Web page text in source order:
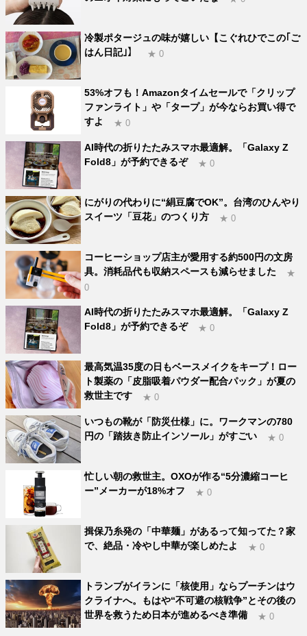
冷製ポタージュの味が嬉しい【こぐれひでこの｢ご
はん日記｣】
★ 0
53%オフも！Amazonタイムセールで「クリップ
ファンライト」や「タープ」が今ならお買い得で
すよ
★ 0
AI時代の折りたたみスマホ最適解。「Galaxy Z
Fold8」が予約できるぞ
★ 0
にがりの代わりに“絹豆腐でOK”。台湾のひんやり
スイーツ「豆花」のつくり方
★ 0
コーヒーショップ店主が愛用する約500円の文房
具。消耗品代も収納スペースも減らせました
★
0
AI時代の折りたたみスマホ最適解。「Galaxy Z
Fold8」が予約できるぞ
★ 0
最高気温35度の日もベースメイクをキープ！ロー
ト製薬の「皮脂吸着パウダー配合パック」が夏の
救世主です
★ 0
いつもの靴が「防災仕様」に。ワークマンの780
円の「踏抜き防止インソール」がすごい
★ 0
忙しい朝の救世主。OXOが作る“5分濃縮コーヒ
ー”メーカーが18%オフ
★ 0
揖保乃糸発の「中華麺」があるって知ってた？家
で、絶品・冷やし中華が楽しめたよ
★ 0
トランプがイランに「核使用」ならプーチンはウ
クライナへ。もはや“不可避の核戦争”とその後の
世界を救うため日本が進めるべき準備
★ 0